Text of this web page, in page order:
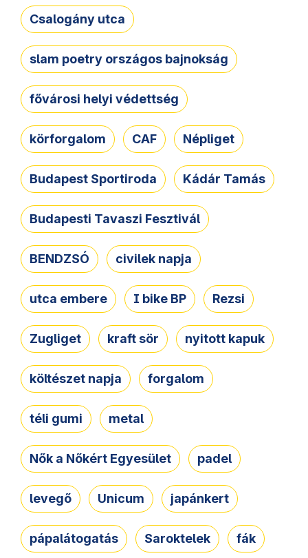
Csalogány utca
slam poetry országos bajnokság
fővárosi helyi védettség
körforgalom CAF Népliget
Budapest Sportiroda Kádár Tamás
Budapesti Tavaszi Fesztivál
BENDZSÓ civilek napja
utca embere I bike BP Rezsi
Zugliget kraft sör nyitott kapuk
költészet napja forgalom
téli gumi metal
Nők a Nőkért Egyesület padel
levegő Unicum japánkert
pápalátogatás Saroktelek fák